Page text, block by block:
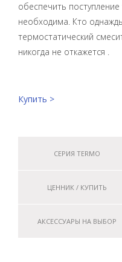
обеспечить
необходима. Кто
термостатический
никогда не откажется .
Купить >
СЕРИЯ TERMO
ЦЕННИК / КУПИТЬ
АКСЕССУАРЫ НА ВЫБОР